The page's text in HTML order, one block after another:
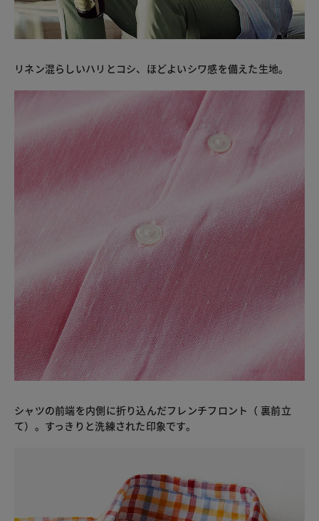
リネン混らしいハリとコシ、ほどよいシワ感を備えた生地。
シャツの前端を内側に折り込んだフレンチフロント（ 裏前立
て）。すっきりと洗練された印象です。